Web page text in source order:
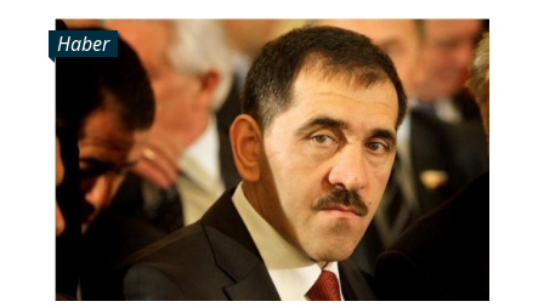
Haber